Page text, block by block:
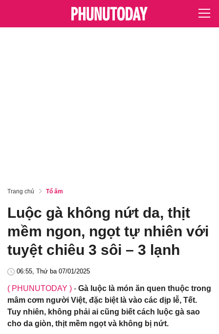
Trang chủ Tổ ấm
Luộc gà không nứt da, thịt
mềm ngon, ngọt tự nhiên với
tuyệt chiêu 3 sôi – 3 lạnh
06:55, Thứ ba 07/01/2025
( PHUNUTODAY ) - Gà luộc là món ăn quen thuộc trong
mâm cơm người Việt, đặc biệt là vào các dịp lễ, Tết.
Tuy nhiên, không phải ai cũng biết cách luộc gà sao
cho da giòn, thịt mềm ngọt và không bị nứt.